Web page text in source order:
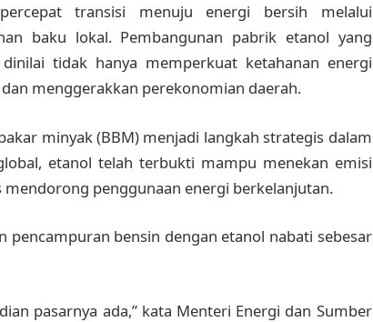
transisi menuju energi bersih melalui
baku lokal. Pembangunan pabrik etanol yang
tidak hanya memperkuat ketahanan energi
menggerakkan perekonomian daerah.
minyak (BBM) menjadi langkah strategis dalam
etanol telah terbukti mampu menekan emisi
penggunaan energi berkelanjutan.
bensin dengan etanol nabati sebesar
pasarnya ada,” kata Menteri Energi dan Sumber